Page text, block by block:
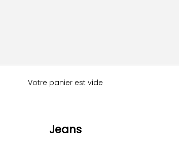
Votre panier est vide
Jeans